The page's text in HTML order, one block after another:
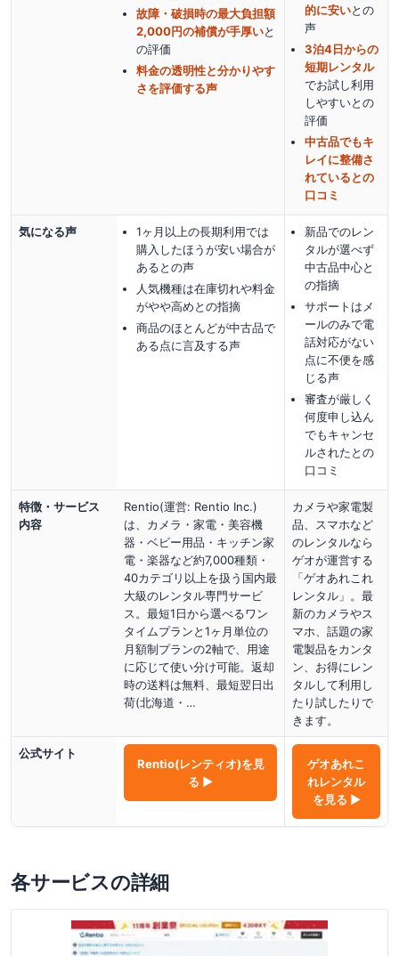
故障・破損時の最大負担額
2,000円の補償が手厚いと
の評価
料金の透明性と分かりやす
さを評価する声
的に安いとの
声
3泊4日からの
短期レンタル
でお試し利用
しやすいとの
評価
中古品でもキ
レイに整備さ
れているとの
口コミ
気になる声
1ヶ月以上の長期利用では
購入したほうが安い場合が
あるとの声
人気機種は在庫切れや料金
がやや高めとの指摘
商品のほとんどが中古品で
ある点に言及する声
新品でのレン
タルが選べず
中古品中心と
の指摘
サポートはメ
ールのみで電
話対応がない
点に不便を感
じる声
審査が厳しく
何度申し込ん
でもキャンセ
ルされたとの
口コミ
特徴・サービス
内容
Rentio(運営: Rentio Inc.)
は、カメラ・家電・美容機
器・ベビー用品・キッチン家
電・楽器など約7,000種類・
40カテゴリ以上を扱う国内最
大級のレンタル専門サービ
ス。最短1日から選べるワン
タイムプランと1ヶ月単位の
月額制プランの2軸で、用途
に応じて使い分け可能。返却
時の送料は無料、最短翌日出
荷(北海道・…
カメラや家電製
品、スマホなど
のレンタルなら
ゲオが運営する
「ゲオあれこれ
レンタル」。最
新のカメラやス
マホ、話題の家
電製品をカンタ
ン、お得にレン
タルして利用し
たり試したりで
きます。
公式サイト
Rentio(レンティオ)を見
る ▶
ゲオあれこ
れレンタル
を見る ▶
各サービスの詳細